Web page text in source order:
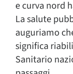
e curva nord
La salute
auguriamo
significa
Sanitario